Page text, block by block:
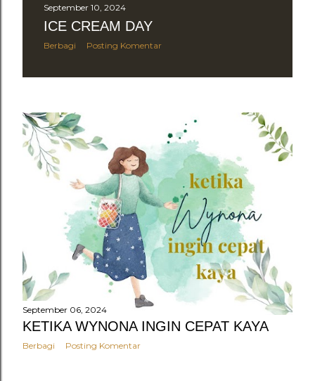
September 10, 2024
ICE CREAM DAY
Berbagi Posting Komentar
September 06, 2024
KETIKA WYNONA INGIN CEPAT KAYA
Berbagi Posting Komentar